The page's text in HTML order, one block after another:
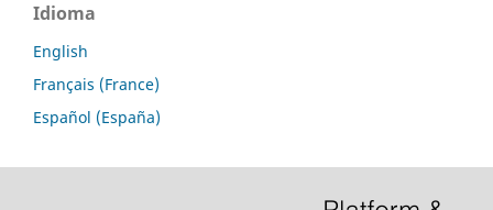
Idioma
English
Français (France)
Español (España)